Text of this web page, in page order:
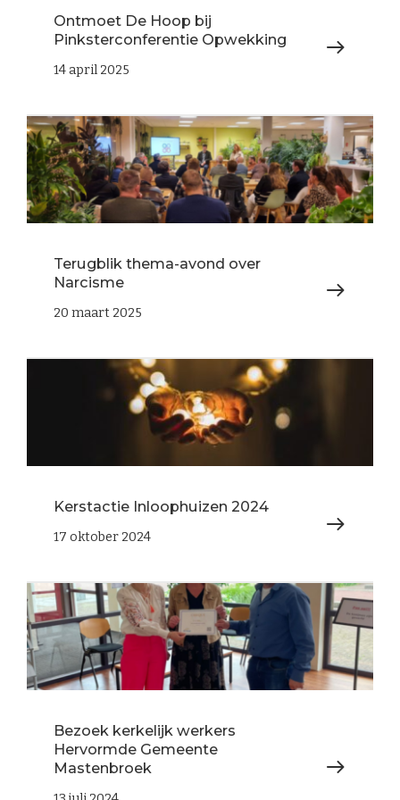
Ontmoet De Hoop bij
Pinksterconferentie Opwekking
14 april 2025
Terugblik thema-avond over
Narcisme
20 maart 2025
Kerstactie Inloophuizen 2024
17 oktober 2024
Bezoek kerkelijk werkers
Hervormde Gemeente
Mastenbroek